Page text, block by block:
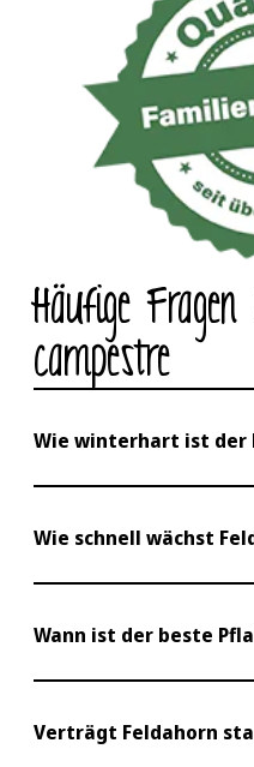
Häufige
campestre
Wie winterhart ist der
Acer campestre gilt
Wie schnell wächst
Unter guten
eine dichte,
Wann ist der beste
Im Herbst und im
Verträgt Feldahorn